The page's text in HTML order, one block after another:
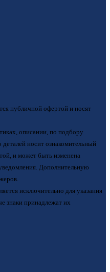
публичной офертой и носят
описании, по подбору
деталей носит ознакомительный
и может быть изменена
Дополнительную
исключительно для указания
знаки принадлежат их